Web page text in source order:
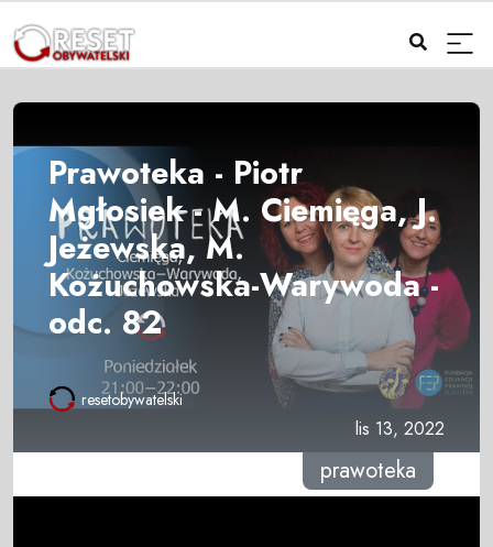
Prawoteka - Piotr
Mgłosiek - M. Ciemięga, J.
Jeżewska, M.
Kożuchowska-Warywoda -
odc. 82
resetobywatelski
lis 13, 2022
prawoteka